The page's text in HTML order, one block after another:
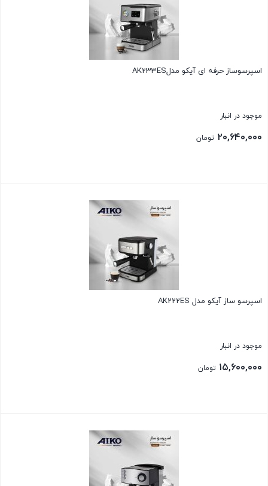
اسپرسوساز حرفه ای آیکو مدلAK233ES
موجود در انبار
۲۰,۶۴۰,۰۰۰ تومان
اسپرسو ساز آیکو مدل AK222ES
موجود در انبار
۱۵,۶۰۰,۰۰۰ تومان